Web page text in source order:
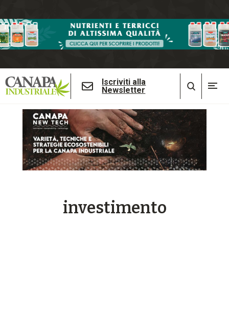
Iscriviti alla
Newsletter
investimento